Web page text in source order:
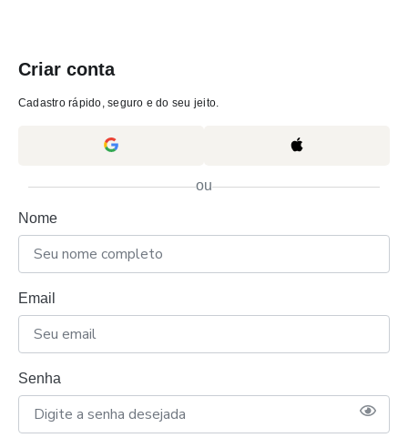
Criar conta
Cadastro rápido, seguro e do seu jeito.
ou
Nome
Email
Senha